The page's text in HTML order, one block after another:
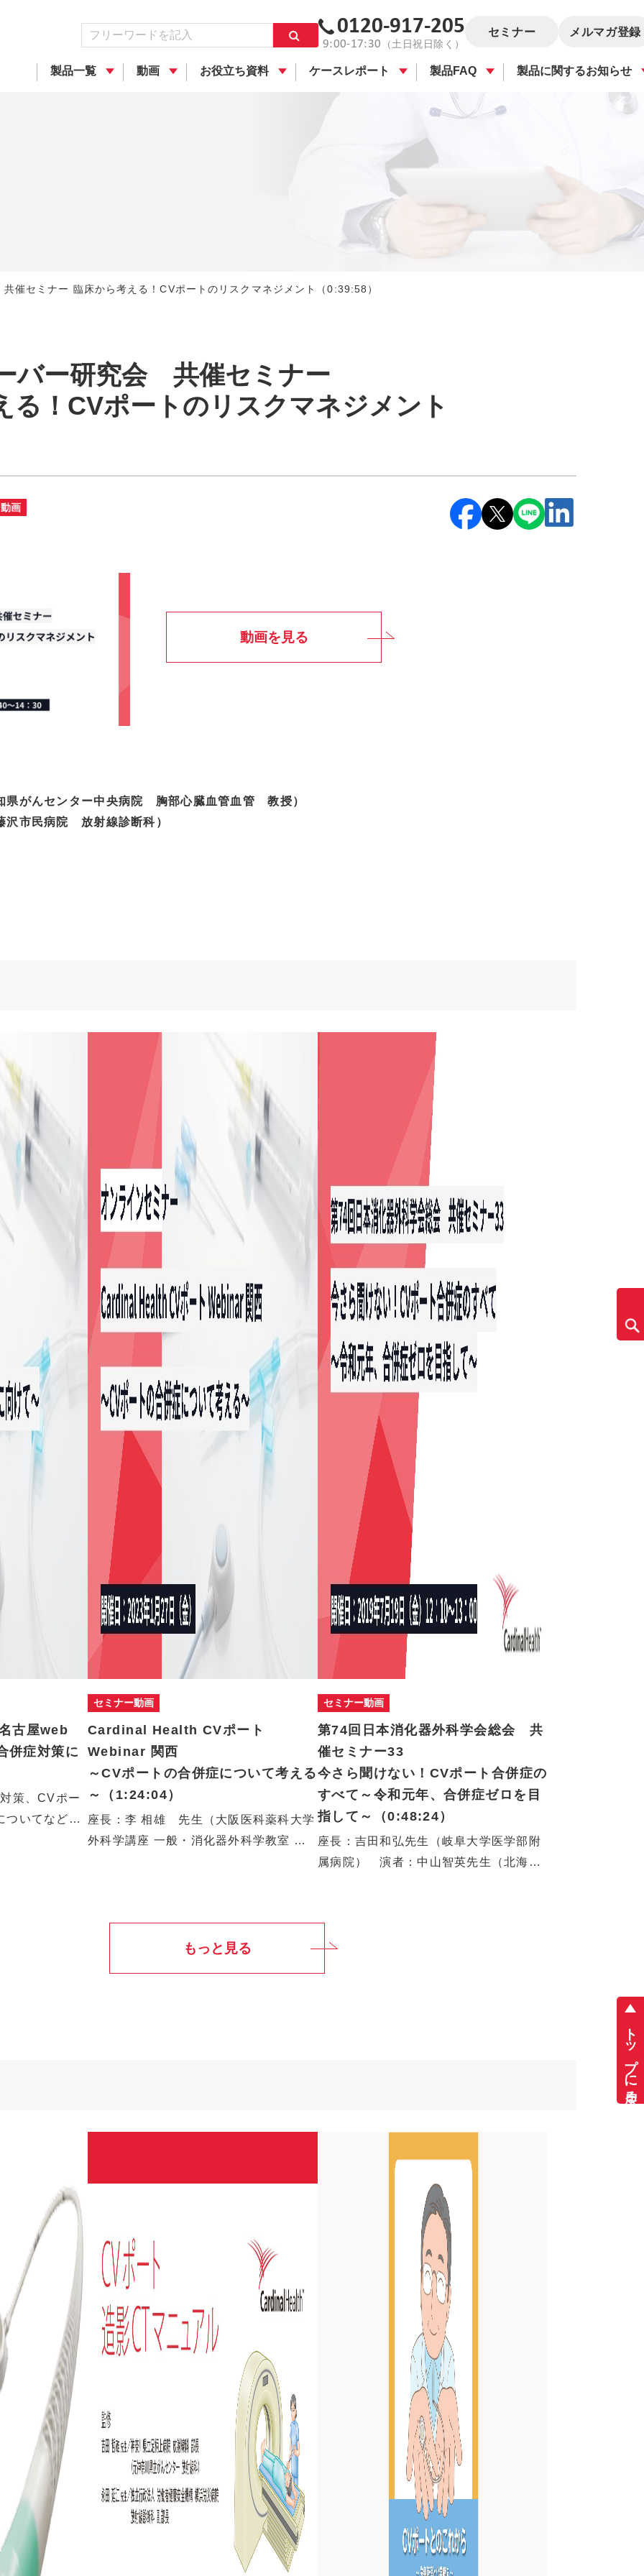
トップに戻る
0120-917-205
9:00-17:30 （土日祝日除く）
セミナー メルマガ登録
製品一覧 動画 お役立ち資料 ケースレポート 製品FAQ 製品に関するお知らせ
催セミナー 臨床から考える！CVポートのリスクマネジメント（0:39:58）
バー研究会 共催セミナー
る！CVポートのリスクマネジメント
画
動画を見る
県がんセンター中央病院 胸部心臓血管血管 教授）
沢市民病院 放射線診断科）
古屋web
併症対策に
策、CVポー
ついてなど皆
セミナー動画
Cardinal Health CVポート
Webinar 関西
～CVポートの合併症について考える
～（1:24:04）
座長：李 相雄 先生（大阪医科薬科大学
外科学講座 一般・消化器外科学教室 教
セミナー動画
第74回日本消化器外科学会総会 共
催セミナー33
今さら聞けない！CVポート合併症の
すべて～令和元年、合併症ゼロを目
指して～（0:48:24）
座長：吉田和弘先生（岐阜大学医学部附
属病院） 演者：中山智英先生（北海道
もっと見る